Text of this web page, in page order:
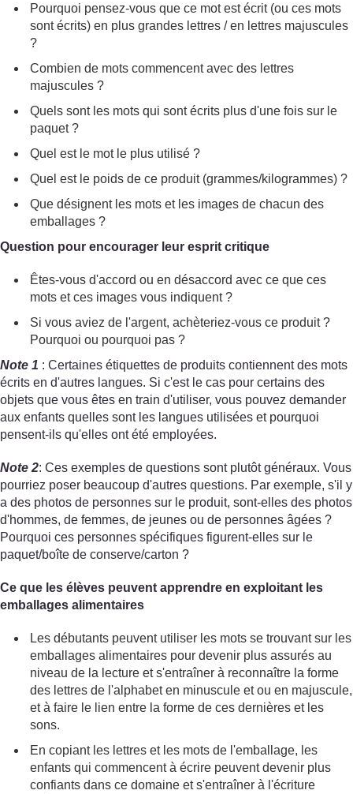
Pourquoi pensez-vous que ce mot est écrit (ou ces mots
sont écrits) en plus grandes lettres / en lettres majuscules
?
Combien de mots commencent avec des lettres
majuscules ?
Quels sont les mots qui sont écrits plus d'une fois sur le
paquet ?
Quel est le mot le plus utilisé ?
Quel est le poids de ce produit (grammes/kilogrammes) ?
Que désignent les mots et les images de chacun des
emballages ?
Question pour encourager leur esprit critique
Êtes-vous d'accord ou en désaccord avec ce que ces
mots et ces images vous indiquent ?
Si vous aviez de l'argent, achèteriez-vous ce produit ?
Pourquoi ou pourquoi pas ?
Note 1 : Certaines étiquettes de produits contiennent des mots
écrits en d'autres langues. Si c'est le cas pour certains des
objets que vous êtes en train d'utiliser, vous pouvez demander
aux enfants quelles sont les langues utilisées et pourquoi
pensent-ils qu'elles ont été employées.
Note 2: Ces exemples de questions sont plutôt généraux. Vous
pourriez poser beaucoup d'autres questions. Par exemple, s'il y
a des photos de personnes sur le produit, sont-elles des photos
d'hommes, de femmes, de jeunes ou de personnes âgées ?
Pourquoi ces personnes spécifiques figurent-elles sur le
paquet/boîte de conserve/carton ?
Ce que les élèves peuvent apprendre en exploitant les
emballages alimentaires
Les débutants peuvent utiliser les mots se trouvant sur les
emballages alimentaires pour devenir plus assurés au
niveau de la lecture et s'entraîner à reconnaître la forme
des lettres de l'alphabet en minuscule et ou en majuscule,
et à faire le lien entre la forme de ces dernières et les
sons.
En copiant les lettres et les mots de l'emballage, les
enfants qui commencent à écrire peuvent devenir plus
confiants dans ce domaine et s'entraîner à l'écriture